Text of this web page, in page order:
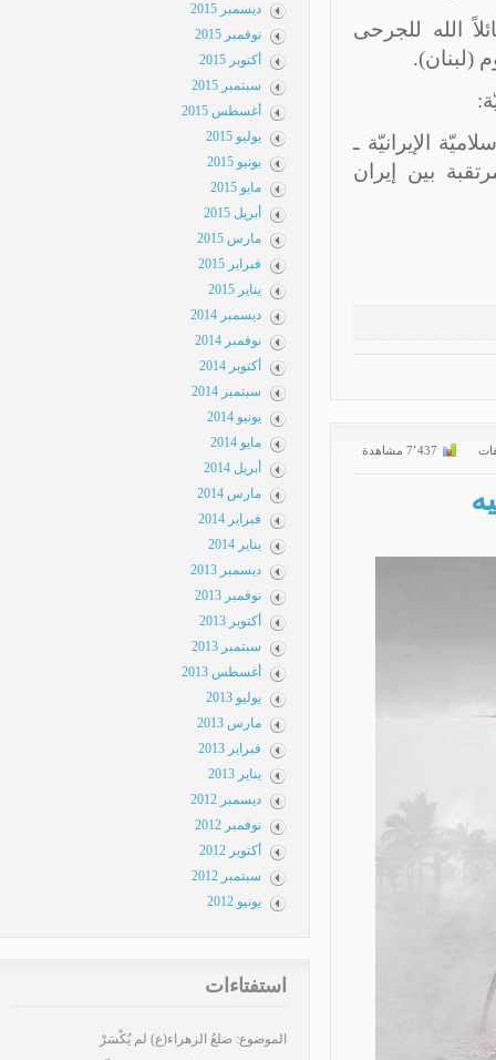
الله للجرحى
(لبنان).
الإيرانيّة ـ
بين إيران
7٬437 مشاهدة
ديسمبر 2015
نوفمبر 2015
أكتوبر 2015
سبتمبر 2015
أغسطس 2015
يوليو 2015
يونيو 2015
مايو 2015
أبريل 2015
مارس 2015
فبراير 2015
يناير 2015
ديسمبر 2014
نوفمبر 2014
أكتوبر 2014
سبتمبر 2014
يونيو 2014
مايو 2014
أبريل 2014
مارس 2014
فبراير 2014
يناير 2014
ديسمبر 2013
نوفمبر 2013
أكتوبر 2013
سبتمبر 2013
أغسطس 2013
يوليو 2013
مارس 2013
فبراير 2013
يناير 2013
ديسمبر 2012
نوفمبر 2012
أكتوبر 2012
سبتمبر 2012
يونيو 2012
استفتاءات
الموضوع: ضلعُ الزهراء(ع) لم يُكْسَرْ